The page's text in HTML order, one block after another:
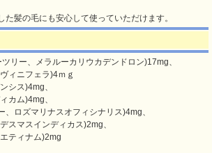
た髪の毛にも安心して使っていただけます。
リー、メラルーカリウカデンドロン)17mg、
ィニフェラ)4ｍｇ
シス)4mg、
カム)4mg、
、ロズマリナスオフィシナリス)4mg、
スマスインディカス)2mg、
ティナム)2mg